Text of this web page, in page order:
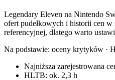
Legendary Eleven na Nintendo
ofert pudełkowych i historii cen
referencyjnej, dlatego warto
Na podstawie: oceny krytyków ·
Najniższa zarejestrowana
HLTB: ok. 2,3 h